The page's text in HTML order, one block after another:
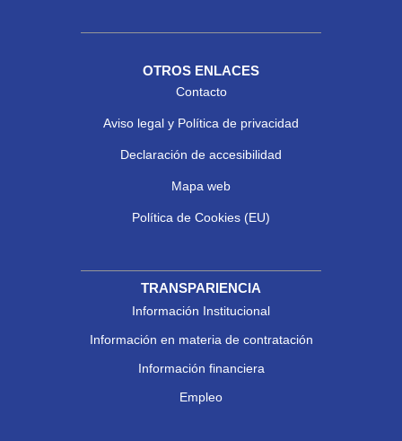
OTROS ENLACES
Contacto
Aviso legal y Política de privacidad
Declaración de accesibilidad
Mapa web
Política de Cookies (EU)
TRANSPARIENCIA
Información Institucional
Información en materia de contratación
Información financiera
Empleo